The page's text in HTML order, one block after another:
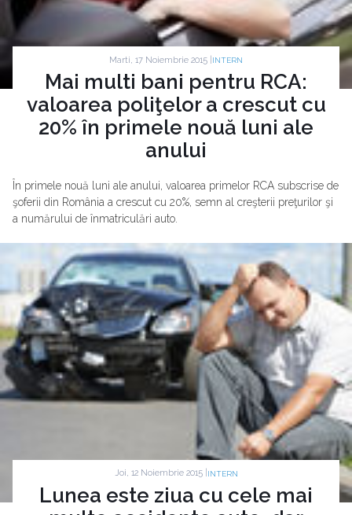
Marti, 17 Noiembrie 2015 | INTERN
Mai multi bani pentru RCA:
valoarea poliţelor a crescut cu
20% în primele nouă luni ale
anului
În primele nouă luni ale anului, valoarea primelor RCA subscrise de
şoferii din România a crescut cu 20%, semn al creşterii preţurilor şi
a numărului de înmatriculări auto.
Joi, 12 Noiembrie 2015 | INTERN
Lunea este ziua cu cele mai